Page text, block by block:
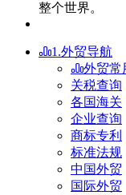
整个世界。
1.外贸导航
外贸常
关税查询
各国海关
企业查询
商标专利
标准法规
中国外贸
国际外贸